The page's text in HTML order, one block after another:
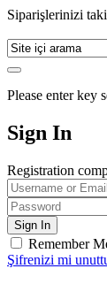
Siparişlerinizi
Please enter key
Sign In
Registration
Remember
Şifrenizi mi